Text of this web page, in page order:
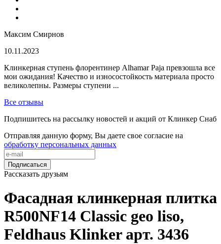
Максим Смирнов
10.11.2023
Клинкерная ступень флорентинер Alhamar Paja превзошла все
мои ожидания! Качество и износостойкость материала просто
великолепны. Размеры ступени ...
Все отзывы
Подпишитесь на рассылку новостей и акций от Клинкер Снаб
Отправляя данную форму, Вы даете свое согласие на
обработку персональных данных
Подписаться
Рассказать друзьям
Фасадная клинкерная плитка
R500NF14 Classic geo liso,
Feldhaus Klinker арт. 3436